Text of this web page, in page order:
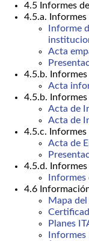
4.5 Informes
4.5.a.
Informe
Acta
4.5.b.
Acta
4.5.b.
Acta de
Acta de
4.5.c.
Acta de
4.5.d.
4.6
Mapa
Planes
Informes